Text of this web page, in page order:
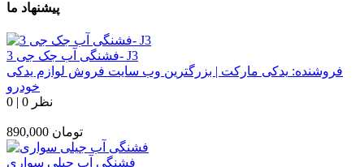
پیشنهاد ما
فشنگی آب جک جی 3- J3
فروشنده: یدکی مارکت | بزرگترین وب سایت فروش لوازم یدکی
خودرو
0 | 0 نظر
890,000 تومان
فشنگی آب جیلی سواری